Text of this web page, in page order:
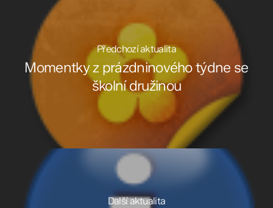
Předchozí aktualita
Momentky z prázdninového týdne se
školní družinou
Další aktualita